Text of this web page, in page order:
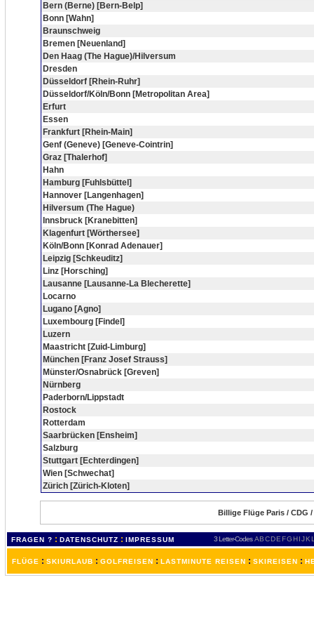
Bern (Berne) [Bern-Belp]
Bonn [Wahn]
Braunschweig
Bremen [Neuenland]
Den Haag (The Hague)/Hilversum
Dresden
Düsseldorf [Rhein-Ruhr]
Düsseldorf/Köln/Bonn [Metropolitan Area]
Erfurt
Essen
Frankfurt [Rhein-Main]
Genf (Geneve) [Geneve-Cointrin]
Graz [Thalerhof]
Hahn
Hamburg [Fuhlsbüttel]
Hannover [Langenhagen]
Hilversum (The Hague)
Innsbruck [Kranebitten]
Klagenfurt [Wörthersee]
Köln/Bonn [Konrad Adenauer]
Leipzig [Schkeuditz]
Linz [Horsching]
Lausanne [Lausanne-La Blecherette]
Locarno
Lugano [Agno]
Luxembourg [Findel]
Luzern
Maastricht [Zuid-Limburg]
München [Franz Josef Strauss]
Münster/Osnabrück [Greven]
Nürnberg
Paderborn/Lippstadt
Rostock
Rotterdam
Saarbrücken [Ensheim]
Salzburg
Stuttgart [Echterdingen]
Wien [Schwechat]
Zürich [Zürich-Kloten]
Billige Flüge Paris / CDG
FRAGEN ? : DATENSCHUTZ : IMPRESSUM 3 Letter-Codes ABCDEFGH IJKL
FLÜGE : SKIURLAUB : GOLFREISEN : LASTMINUTE REISEN : SKIREISEN :